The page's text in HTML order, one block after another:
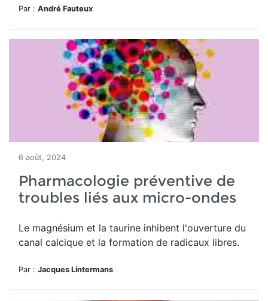
Par : André Fauteux
6 août, 2024
Pharmacologie préventive de
troubles liés aux micro-ondes
Le magnésium et la taurine inhibent l'ouverture du
canal calcique et la formation de radicaux libres.
Par : Jacques Lintermans